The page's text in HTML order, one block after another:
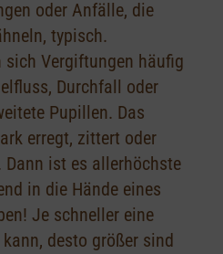
oder Anfälle, die
typisch.
Vergiftungen häufig
Durchfall oder
Pupillen. Das
erregt, zittert oder
ist es allerhöchste
in die Hände eines
Je schneller eine
desto größer sind